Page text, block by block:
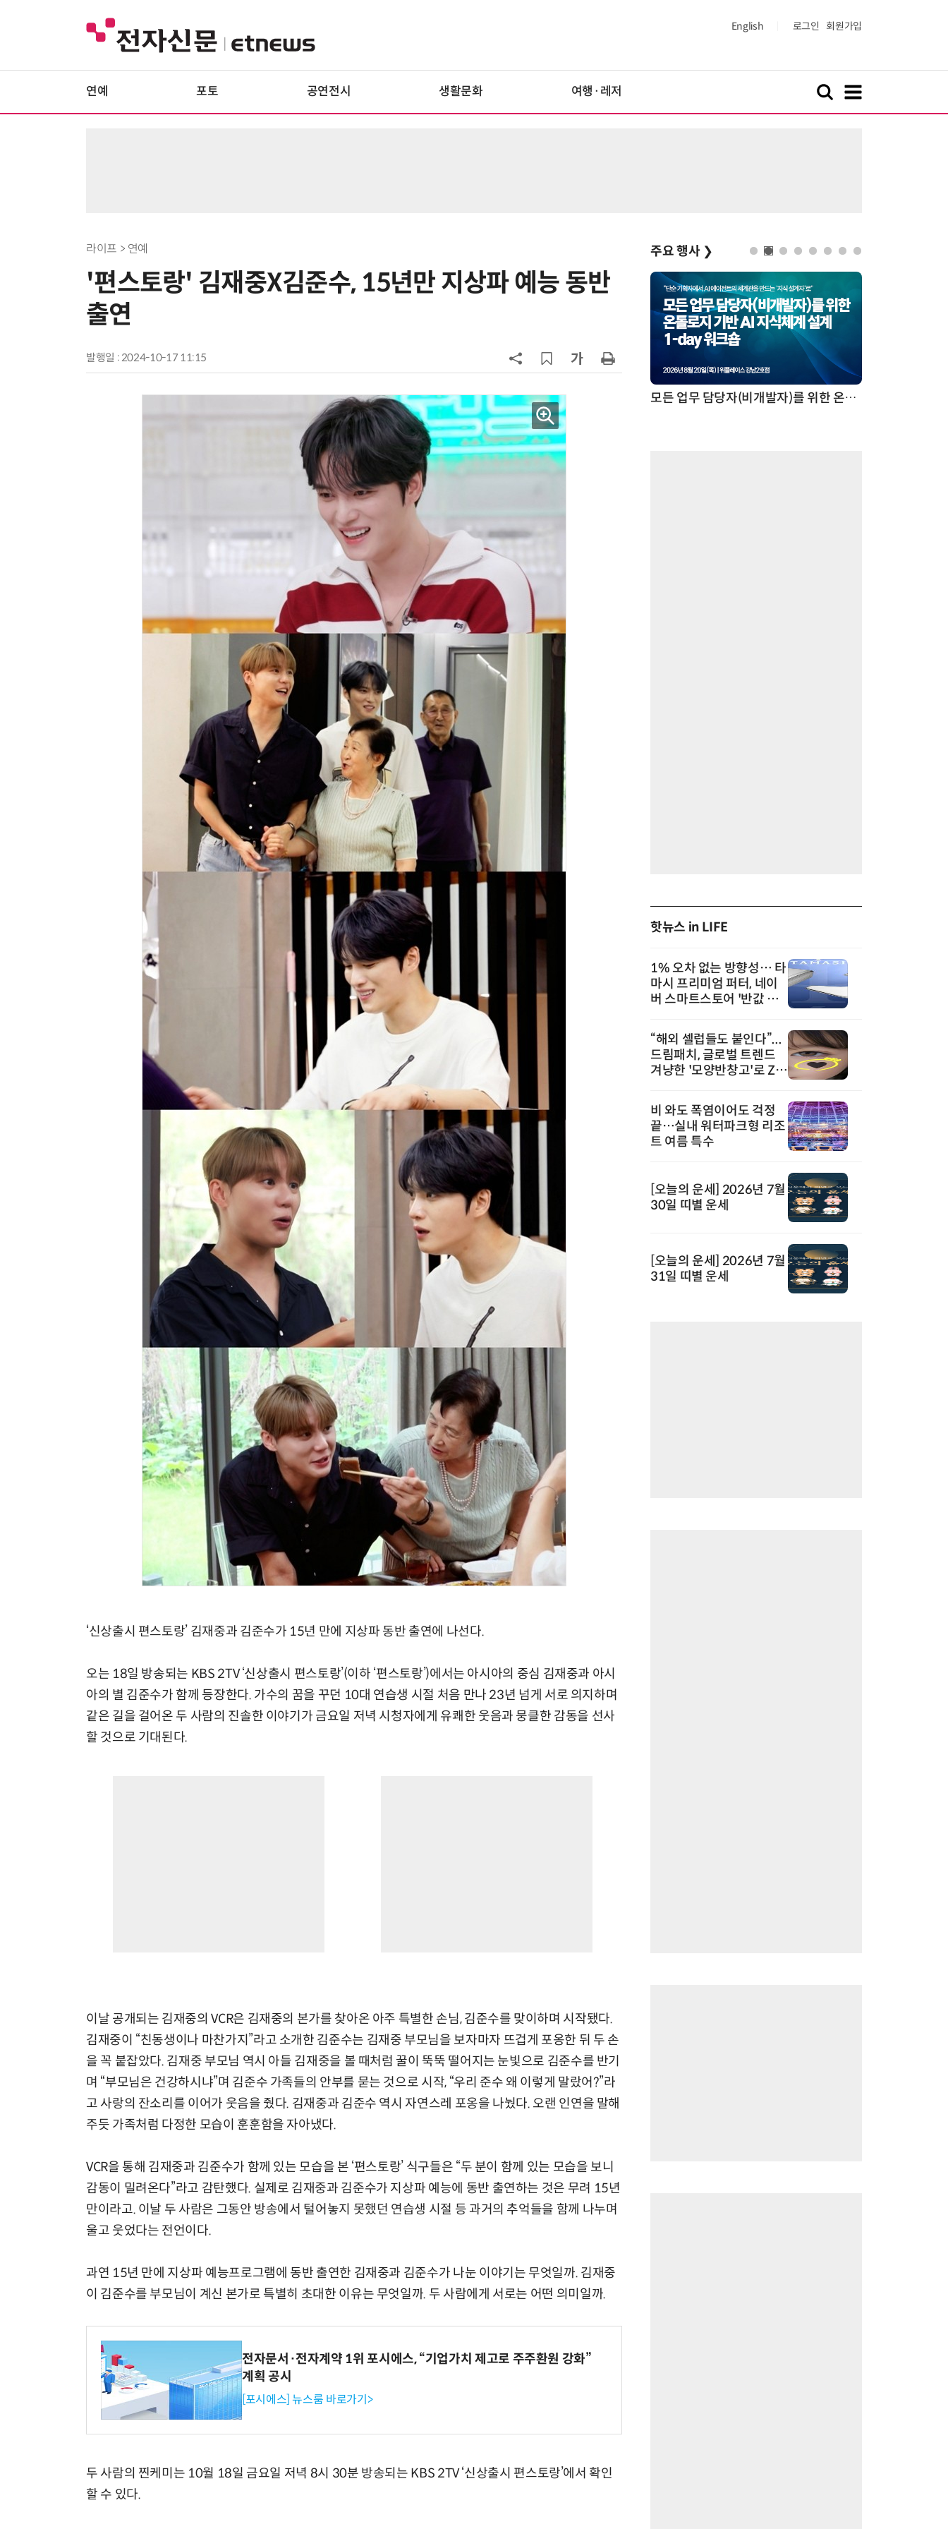
English 로그인 회원가입
연예 포토 공연전시 생활문화 여행·레저
라이프 > 연예
'편스토랑' 김재중X김준수, 15년만 지상파 예능 동반
출연
발행일 : 2024-10-17 11:15
‘신상출시 편스토랑’ 김재중과 김준수가 15년 만에 지상파 동반 출연에 나선다.
오는 18일 방송되는 KBS 2TV ‘신상출시 편스토랑’(이하 ‘편스토랑’)에서는 아시아의 중심 김재중과 아시
아의 별 김준수가 함께 등장한다. 가수의 꿈을 꾸던 10대 연습생 시절 처음 만나 23년 넘게 서로 의지하며
같은 길을 걸어온 두 사람의 진솔한 이야기가 금요일 저녁 시청자에게 유쾌한 웃음과 뭉클한 감동을 선사
할 것으로 기대된다.
이날 공개되는 김재중의 VCR은 김재중의 본가를 찾아온 아주 특별한 손님, 김준수를 맞이하며 시작됐다.
김재중이 “친동생이나 마찬가지”라고 소개한 김준수는 김재중 부모님을 보자마자 뜨겁게 포옹한 뒤 두 손
을 꼭 붙잡았다. 김재중 부모님 역시 아들 김재중을 볼 때처럼 꿀이 뚝뚝 떨어지는 눈빛으로 김준수를 반기
며 “부모님은 건강하시냐”며 김준수 가족들의 안부를 묻는 것으로 시작, “우리 준수 왜 이렇게 말랐어?”라
고 사랑의 잔소리를 이어가 웃음을 줬다. 김재중과 김준수 역시 자연스레 포옹을 나눴다. 오랜 인연을 말해
주듯 가족처럼 다정한 모습이 훈훈함을 자아냈다.
VCR을 통해 김재중과 김준수가 함께 있는 모습을 본 ‘편스토랑’ 식구들은 “두 분이 함께 있는 모습을 보니
감동이 밀려온다”라고 감탄했다. 실제로 김재중과 김준수가 지상파 예능에 동반 출연하는 것은 무려 15년
만이라고. 이날 두 사람은 그동안 방송에서 털어놓지 못했던 연습생 시절 등 과거의 추억들을 함께 나누며
울고 웃었다는 전언이다.
과연 15년 만에 지상파 예능프로그램에 동반 출연한 김재중과 김준수가 나눈 이야기는 무엇일까. 김재중
이 김준수를 부모님이 계신 본가로 특별히 초대한 이유는 무엇일까. 두 사람에게 서로는 어떤 의미일까.
전자문서·전자계약 1위 포시에스, “기업가치 제고로 주주환원 강화”
계획 공시
[포시에스] 뉴스룸 바로가기>
두 사람의 찐케미는 10월 18일 금요일 저녁 8시 30분 방송되는 KBS 2TV ‘신상출시 편스토랑’에서 확인
할 수 있다.
주요 행사 ❯
AI × Design : UX 디자이너의 5가지 생존 전략과 실전 대응 모든 업무 담당자(비개발자)를 위한 온톨로지 기반 AI 지식체계 설계 1-day 워크숍
핫뉴스 in LIFE
1% 오차 없는 방향성… 타
마시 프리미엄 퍼터, 네이
버 스마트스토어 '반값 할
“해외 셀럽들도 붙인다”...
드림패치, 글로벌 트렌드
겨냥한 '모양반창고'로 Z세
비 와도 폭염이어도 걱정
끝…실내 워터파크형 리조
트 여름 특수
[오늘의 운세] 2026년 7월
30일 띠별 운세
[오늘의 운세] 2026년 7월
31일 띠별 운세